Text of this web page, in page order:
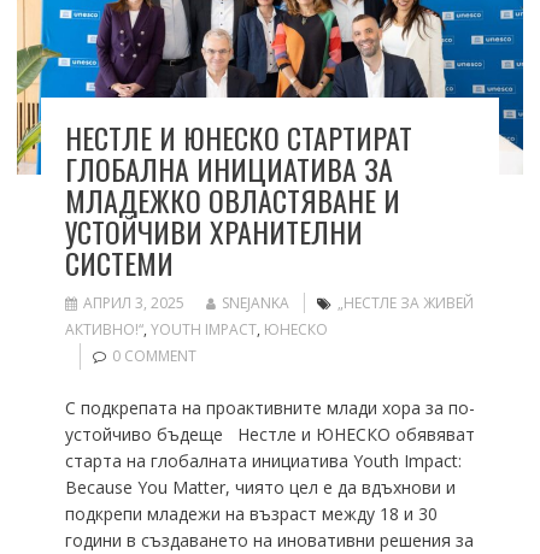
НЕСТЛЕ И ЮНЕСКО СТАРТИРАТ
ГЛОБАЛНА ИНИЦИАТИВА ЗА
МЛАДЕЖКО ОВЛАСТЯВАНЕ И
УСТОЙЧИВИ ХРАНИТЕЛНИ
СИСТЕМИ
АПРИЛ 3, 2025 SNEJANKA
„НЕСТЛЕ ЗА ЖИВЕЙ
АКТИВНО!“, YOUTH IMPACT, ЮНЕСКО
0 COMMENT
С подкрепата на проактивните млади хора за по-
устойчиво бъдеще Нестле и ЮНЕСКО обявяват
старта на глобалната инициатива Youth Impact:
Because You Matter, чиято цел е да вдъхнови и
подкрепи младежи на възраст между 18 и 30
години в създаването на иновативни решения за